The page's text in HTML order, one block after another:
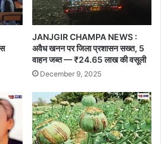
JANJGIR CHAMPA NEWS :
अवैध खनन पर जिला प्रशासन सख्त, 5
वाहन जब्त — ₹24.65 लाख की वसूली
December 9, 2025